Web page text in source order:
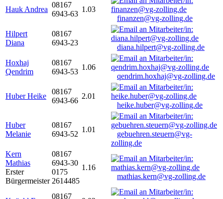
Hauk Andrea
08167
6943-63
1.03
finanzen@vg-zolling.de
Hilpert
Diana
08167
6943-23
diana.hilpert@vg-zolling.de
Hoxhaj
Qendrim
08167
6943-53
1.06
qendrim.hoxhaj@vg-zolling.de
Huber Heike
08167
6943-66
2.01
heike.huber@vg-zolling.de
Huber
Melanie
08167
6943-52
1.01
gebuehren.steuern@vg-
zolling.de
Kern
Mathias
Erster
Bürgermeister
08167
6943-30
0175
2614485
1.16
mathias.kern@vg-zolling.de
08167